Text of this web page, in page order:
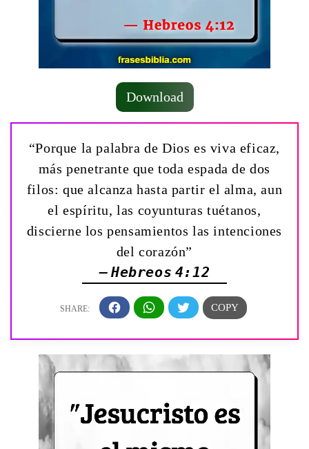
Download
“Porque la palabra de Dios es viva eficaz,
más penetrante que toda espada de dos
filos: que alcanza hasta partir el alma, aun
el espíritu, las coyunturas tuétanos,
discierne los pensamientos las intenciones
del corazón”
— Hebreos 4:12